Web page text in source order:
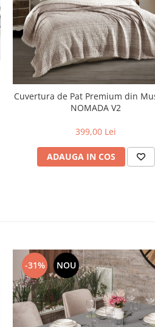
Cuvertura de Pat Premium din
NOMADA V2
399,00 Lei
ADAUGA IN COS
-31% NOU